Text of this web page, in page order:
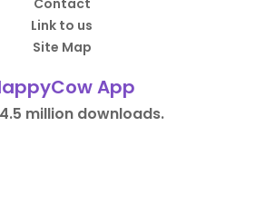
Contact
Link to us
Site Map
App
million downloads.